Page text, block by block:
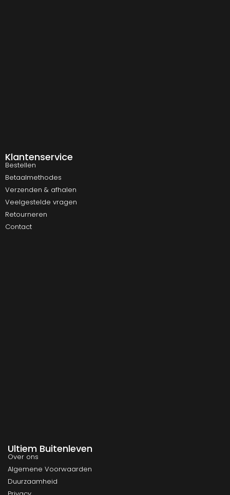
Klantenservice
Bestellen
Betaalmethodes
Verzenden & afhalen
Veelgestelde vragen
Retourneren
Contact
Ultiem Buitenleven
Over ons
Algemene Voorwaarden
Duurzaamheid